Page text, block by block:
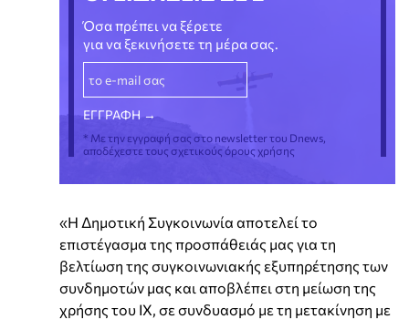
Όσα πρέπει να ξέρετε
για να ξεκινήσετε τη μέρα σας.
* Με την εγγραφή σας στο newsletter του Dnews,
αποδέχεστε τους σχετικούς όρους χρήσης
«Η Δημοτική Συγκοινωνία αποτελεί το
επιστέγασμα της προσπάθειάς μας για τη
βελτίωση της συγκοινωνιακής εξυπηρέτησης των
συνδημοτών μας και αποβλέπει στη μείωση της
χρήσης του ΙΧ, σε συνδυασμό με τη μετακίνηση με